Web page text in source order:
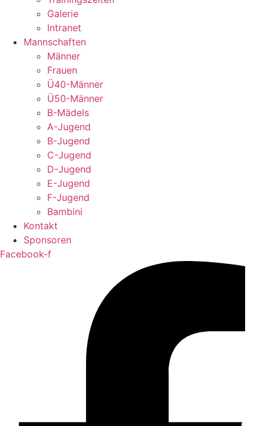
Galerie
Intranet
Mannschaften
Männer
Frauen
Ü40-Männer
Ü50-Männer
B-Mädels
A-Jugend
B-Jugend
C-Jugend
D-Jugend
E-Jugend
F-Jugend
Bambini
Kontakt
Sponsoren
Facebook-f